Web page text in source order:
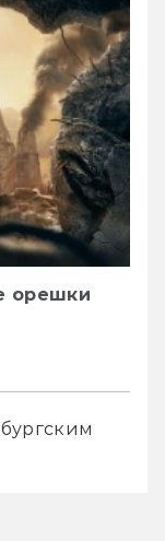
орешки